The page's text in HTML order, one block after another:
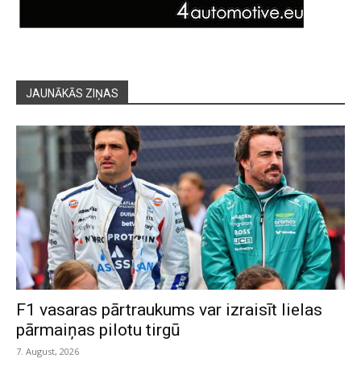
JAUNĀKĀS ZIŅAS
F1 vasaras pārtraukums var izraisīt lielas
pārmaiņas pilotu tirgū
7. August, 2026